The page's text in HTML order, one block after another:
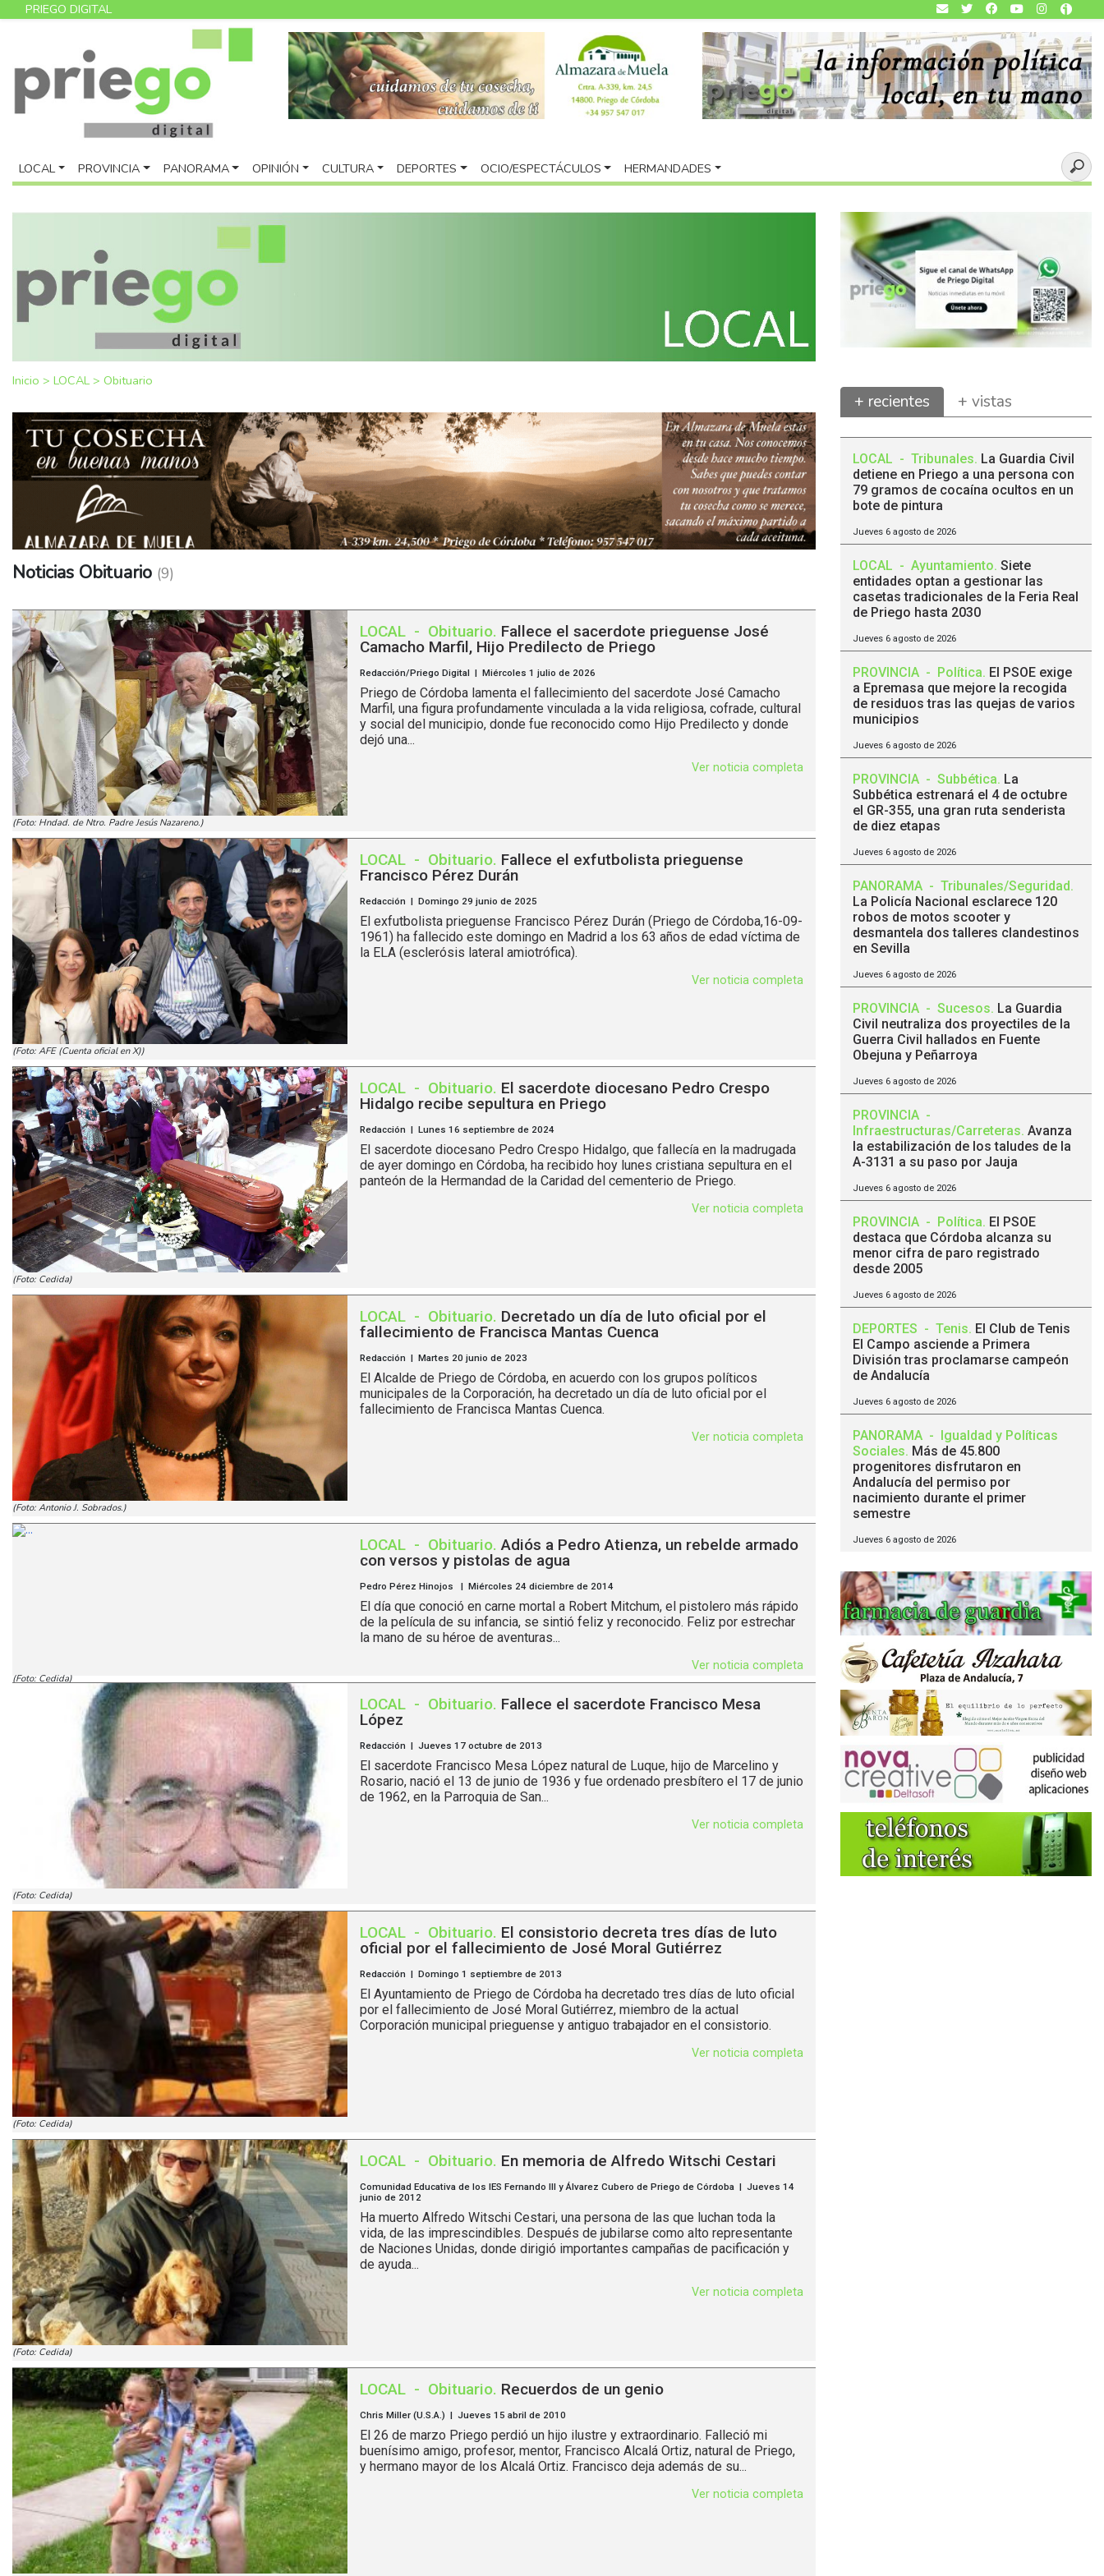
PRIEGO DIGITAL
LOCAL PROVINCIA PANORAMA OPINIÓN CULTURA DEPORTES OCIO/ESPECTÁCULOS HERMANDADES
Inicio > LOCAL > Obituario
Noticias Obituario (9)
(Foto: Hndad. de Ntro. Padre Jesús Nazareno.)
LOCAL - Obituario. Fallece el sacerdote prieguense José
Camacho Marfil, Hijo Predilecto de Priego
Redacción/Priego Digital | Miércoles 1 julio de 2026
Priego de Córdoba lamenta el fallecimiento del sacerdote José Camacho
Marfil, una figura profundamente vinculada a la vida religiosa, cofrade, cultural
y social del municipio, donde fue reconocido como Hijo Predilecto y donde
dejó una...
Ver noticia completa
(Foto: AFE (Cuenta oficial en X))
LOCAL - Obituario. Fallece el exfutbolista prieguense
Francisco Pérez Durán
Redacción | Domingo 29 junio de 2025
El exfutbolista prieguense Francisco Pérez Durán (Priego de Córdoba,16-09-
1961) ha fallecido este domingo en Madrid a los 63 años de edad víctima de
la ELA (esclerósis lateral amiotrófica).
Ver noticia completa
(Foto: Cedida)
LOCAL - Obituario. El sacerdote diocesano Pedro Crespo
Hidalgo recibe sepultura en Priego
Redacción | Lunes 16 septiembre de 2024
El sacerdote diocesano Pedro Crespo Hidalgo, que fallecía en la madrugada
de ayer domingo en Córdoba, ha recibido hoy lunes cristiana sepultura en el
panteón de la Hermandad de la Caridad del cementerio de Priego.
Ver noticia completa
(Foto: Antonio J. Sobrados.)
LOCAL - Obituario. Decretado un día de luto oficial por el
fallecimiento de Francisca Mantas Cuenca
Redacción | Martes 20 junio de 2023
El Alcalde de Priego de Córdoba, en acuerdo con los grupos políticos
municipales de la Corporación, ha decretado un día de luto oficial por el
fallecimiento de Francisca Mantas Cuenca.
Ver noticia completa
(Foto: Cedida)
LOCAL - Obituario. Adiós a Pedro Atienza, un rebelde armado
con versos y pistolas de agua
Pedro Pérez Hinojos | Miércoles 24 diciembre de 2014
El día que conoció en carne mortal a Robert Mitchum, el pistolero más rápido
de la película de su infancia, se sintió feliz y reconocido. Feliz por estrechar
la mano de su héroe de aventuras...
Ver noticia completa
(Foto: Cedida)
LOCAL - Obituario. Fallece el sacerdote Francisco Mesa
López
Redacción | Jueves 17 octubre de 2013
El sacerdote Francisco Mesa López natural de Luque, hijo de Marcelino y
Rosario, nació el 13 de junio de 1936 y fue ordenado presbítero el 17 de junio
de 1962, en la Parroquia de San...
Ver noticia completa
(Foto: Cedida)
LOCAL - Obituario. El consistorio decreta tres días de luto
oficial por el fallecimiento de José Moral Gutiérrez
Redacción | Domingo 1 septiembre de 2013
El Ayuntamiento de Priego de Córdoba ha decretado tres días de luto oficial
por el fallecimiento de José Moral Gutiérrez, miembro de la actual
Corporación municipal prieguense y antiguo trabajador en el consistorio.
Ver noticia completa
(Foto: Cedida)
LOCAL - Obituario. En memoria de Alfredo Witschi Cestari
Comunidad Educativa de los IES Fernando III y Álvarez Cubero de Priego de Córdoba | Jueves 14
junio de 2012
Ha muerto Alfredo Witschi Cestari, una persona de las que luchan toda la
vida, de las imprescindibles. Después de jubilarse como alto representante
de Naciones Unidas, donde dirigió importantes campañas de pacificación y
de ayuda...
Ver noticia completa
LOCAL - Obituario. Recuerdos de un genio
Chris Miller (U.S.A.) | Jueves 15 abril de 2010
El 26 de marzo Priego perdió un hijo ilustre y extraordinario. Falleció mi
buenísimo amigo, profesor, mentor, Francisco Alcalá Ortiz, natural de Priego,
y hermano mayor de los Alcalá Ortiz. Francisco deja además de su...
Ver noticia completa
+ recientes + vistas
LOCAL - Tribunales. La Guardia Civil
detiene en Priego a una persona con
79 gramos de cocaína ocultos en un
bote de pintura
Jueves 6 agosto de 2026
LOCAL - Ayuntamiento. Siete
entidades optan a gestionar las
casetas tradicionales de la Feria Real
de Priego hasta 2030
Jueves 6 agosto de 2026
PROVINCIA - Política. El PSOE exige
a Epremasa que mejore la recogida
de residuos tras las quejas de varios
municipios
Jueves 6 agosto de 2026
PROVINCIA - Subbética. La
Subbética estrenará el 4 de octubre
el GR-355, una gran ruta senderista
de diez etapas
Jueves 6 agosto de 2026
PANORAMA - Tribunales/Seguridad.
La Policía Nacional esclarece 120
robos de motos scooter y
desmantela dos talleres clandestinos
en Sevilla
Jueves 6 agosto de 2026
PROVINCIA - Sucesos. La Guardia
Civil neutraliza dos proyectiles de la
Guerra Civil hallados en Fuente
Obejuna y Peñarroya
Jueves 6 agosto de 2026
PROVINCIA -
Infraestructuras/Carreteras. Avanza
la estabilización de los taludes de la
A-3131 a su paso por Jauja
Jueves 6 agosto de 2026
PROVINCIA - Política. El PSOE
destaca que Córdoba alcanza su
menor cifra de paro registrado
desde 2005
Jueves 6 agosto de 2026
DEPORTES - Tenis. El Club de Tenis
El Campo asciende a Primera
División tras proclamarse campeón
de Andalucía
Jueves 6 agosto de 2026
PANORAMA -
Igualdad y Políticas
Sociales. Más de 45.800
progenitores disfrutaron en
Andalucía del permiso por
nacimiento durante el primer
semestre
Jueves 6 agosto de 2026